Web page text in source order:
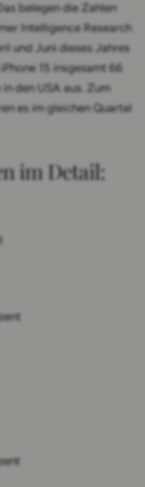
belegen die Zahlen
Intelligence Research
und Juni dieses Jahres
15 insgesamt 66
den USA aus. Zum
es im gleichen Quartal
im Detail: